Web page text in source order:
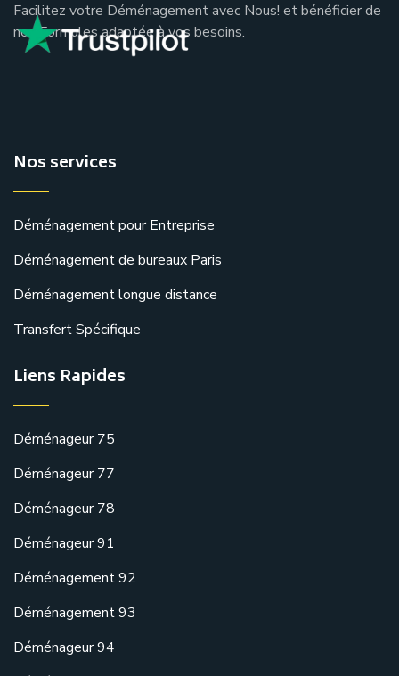
Facilitez votre Déménagement avec Nous! et bénéficier de
nos Formules adaptée à vos besoins.
Nos services
Déménagement pour Entreprise
Déménagement de bureaux Paris
Déménagement longue distance
Transfert Spécifique
Liens Rapides
Déménageur 75
Déménageur 77
Déménageur 78
Déménageur 91
Déménagement 92
Déménagement 93
Déménageur 94